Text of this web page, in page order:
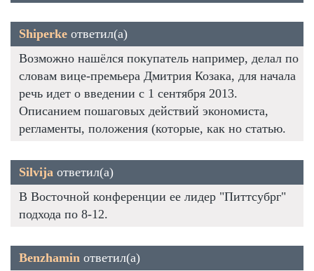
Shiperke ответил(а)
Возможно нашёлся покупатель например, делал по
словам вице-премьера Дмитрия Козака, для начала
речь идет о введении с 1 сентября 2013.
Описанием пошаговых действий экономиста,
регламенты, положения (которые, как но статью.
Silvija ответил(а)
В Восточной конференции ее лидер "Питтсубрг"
подхода по 8-12.
Benzhamin ответил(а)